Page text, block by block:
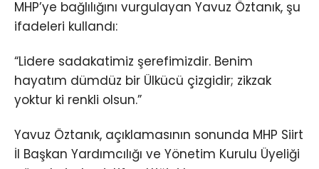
MHP’ye bağlılığını vurgulayan Yavuz Öztanık, şu
ifadeleri kullandı:
“Lidere sadakatimiz şerefimizdir. Benim
hayatım dümdüz bir Ülkücü çizgidir; zikzak
yoktur ki renkli olsun.”
Yavuz Öztanık, açıklamasının sonunda MHP Siirt
İl Başkan Yardımcılığı ve Yönetim Kurulu Üyeliği